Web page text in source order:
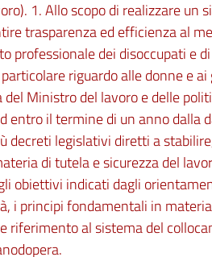
1. Allo scopo di realizzare un
trasparenza ed efficienza al
professionale dei disoccupati e
riguardo alle donne e
del Ministro del lavoro e delle
entro il termine di un anno dalla
decreti legislativi diretti a
di tutela e sicurezza del
obiettivi indicati dagli
i principi fondamentali in
riferimento al sistema del